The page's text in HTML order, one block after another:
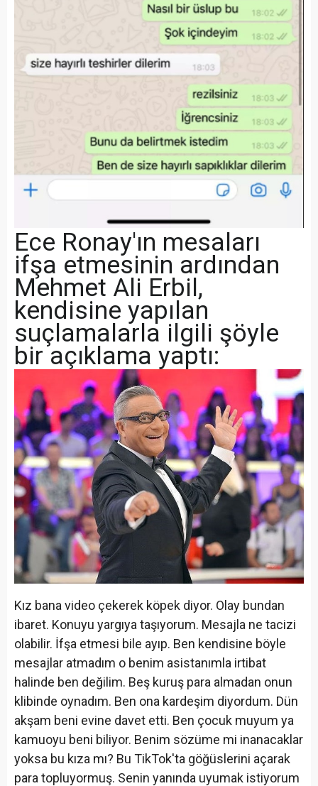
Ece Ronay'ın mesaları
ifşa etmesinin ardından
Mehmet Ali Erbil,
kendisine yapılan
suçlamalarla ilgili şöyle
bir açıklama yaptı:
Kız bana video çekerek köpek diyor. Olay bundan
ibaret. Konuyu yargıya taşıyorum. Mesajla ne tacizi
olabilir. İfşa etmesi bile ayıp. Ben kendisine böyle
mesajlar atmadım o benim asistanımla irtibat
halinde ben değilim. Beş kuruş para almadan onun
klibinde oynadım. Ben ona kardeşim diyordum. Dün
akşam beni evine davet etti. Ben çocuk muyum ya
kamuoyu beni biliyor. Benim sözüme mi inanacaklar
yoksa bu kıza mı? Bu TikTok'ta göğüslerini açarak
para topluyormuş. Senin yanında uyumak istiyorum